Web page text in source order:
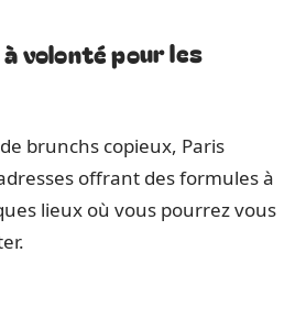
volonté pour les
brunchs copieux, Paris
offrant des formules à
lieux où vous pourrez vous